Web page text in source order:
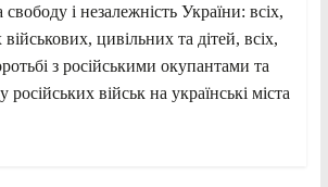
і незалежність України: всіх,
цивільних та дітей, всіх,
з російськими окупантами та
російських військ на українські міста